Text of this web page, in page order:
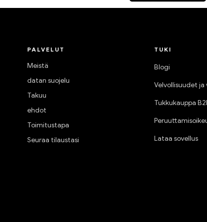
PALVELUT
Meistä
datan suojelu
Takuu
ehdot
Toimitustapa
Seuraa tilaustasi
TUKI
Blogi
Velvollisuudet ja
Tukkukauppa
Lataa sovellus